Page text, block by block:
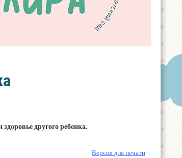
другого ребенка.
Версия для печати